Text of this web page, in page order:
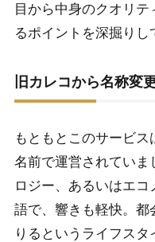
1-2-1. 視認性とデザ
1-3. ベンツなどの高
1-3-1. 高級車という
1-3-2. デートや冠婚
目から中身のクオリ
るポイントを深掘りし
旧カレコから名称変
もともとこのサービス
名前で運営されていま
ロジー、あるいはエ
語で、響きも軽快。
りるというライフス